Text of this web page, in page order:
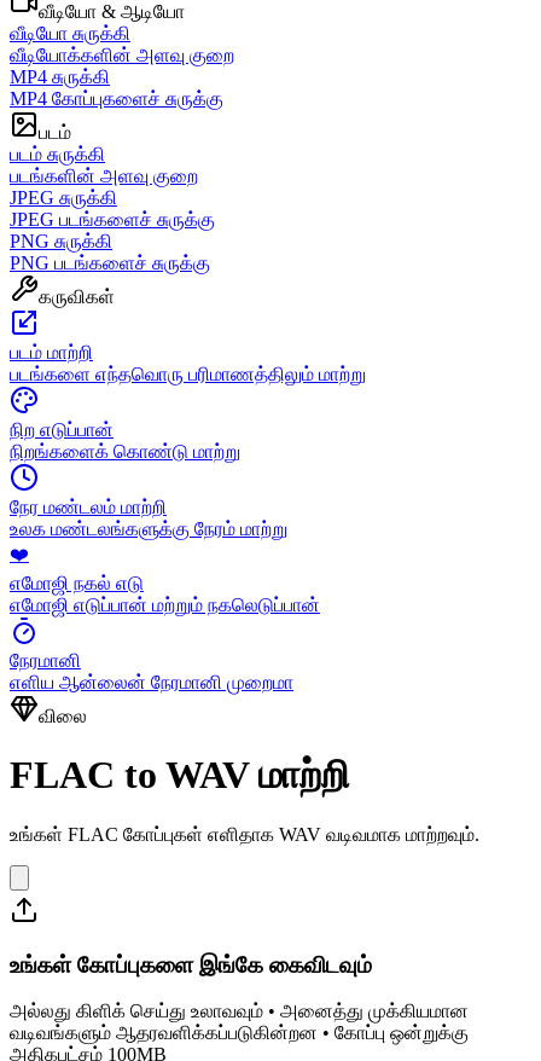
வீடியோ & ஆடியோ
வீடியோ சுருக்கி
வீடியோக்களின் அளவு குறை
MP4 சுருக்கி
MP4 கோப்புகளைச் சுருக்கு
படம்
படம் சுருக்கி
படங்களின் அளவு குறை
JPEG சுருக்கி
JPEG படங்களைச் சுருக்கு
PNG சுருக்கி
PNG படங்களைச் சுருக்கு
கருவிகள்
படம் மாற்றி
படங்களை எந்தவொரு பரிமாணத்திலும் மாற்று
நிற எடுப்பான்
நிறங்களைக் கொண்டு மாற்று
நேர மண்டலம் மாற்றி
உலக மண்டலங்களுக்கு நேரம் மாற்று
❤️
எமோஜி நகல் எடு
எமோஜி எடுப்பான் மற்றும் நகலெடுப்பான்
நேரமானி
எளிய ஆன்லைன் நேரமானி முறைமா
விலை
FLAC to WAV மாற்றி
உங்கள் FLAC கோப்புகள் எளிதாக WAV வடிவமாக மாற்றவும்.
உங்கள் கோப்புகளை இங்கே கைவிடவும்
அல்லது கிளிக் செய்து உலாவவும் • அனைத்து முக்கியமான
வடிவங்களும் ஆதரவளிக்கப்படுகின்றன • கோப்பு ஒன்றுக்கு
அதிகபட்சம் 100MB